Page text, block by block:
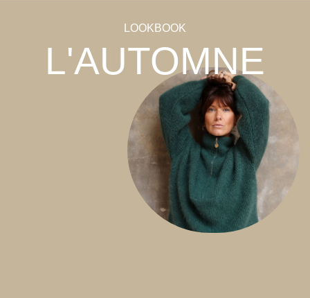
LOOKBOOK
L'AUTOMNE